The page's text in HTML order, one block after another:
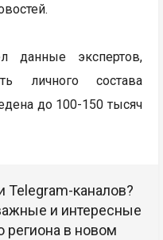
данные экспертов,
личного состава
до 100-150 тысяч
Telegram-каналов?
и интересные
региона в новом